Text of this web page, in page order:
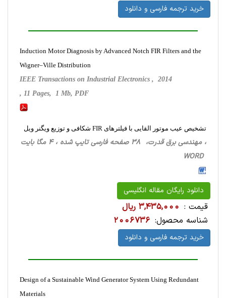
خرید ترجمه فارسی و دانلود
Induction Motor Diagnosis by Advanced Notch FIR Filters and the
Wigner–Ville Distribution
IEEE Transactions on Industrial Electronics , 2014
, 11 Pages, 1 Mb, PDF
تشخیص عیب موتور القایی با فیلترهای FIR شکافی و توزیع ویگنر ویل
، مهندسی برق قدرت، 38 صفحه فارسی تایپ شده ، 4 مگا بایت
WORD
دانلود رایگان مقاله انگلیسی
قیمت : 3,435,000 ریال
شناسه محصول: 2006736
خرید ترجمه فارسی و دانلود
Design of a Sustainable Wind Generator System Using Redundant
Materials